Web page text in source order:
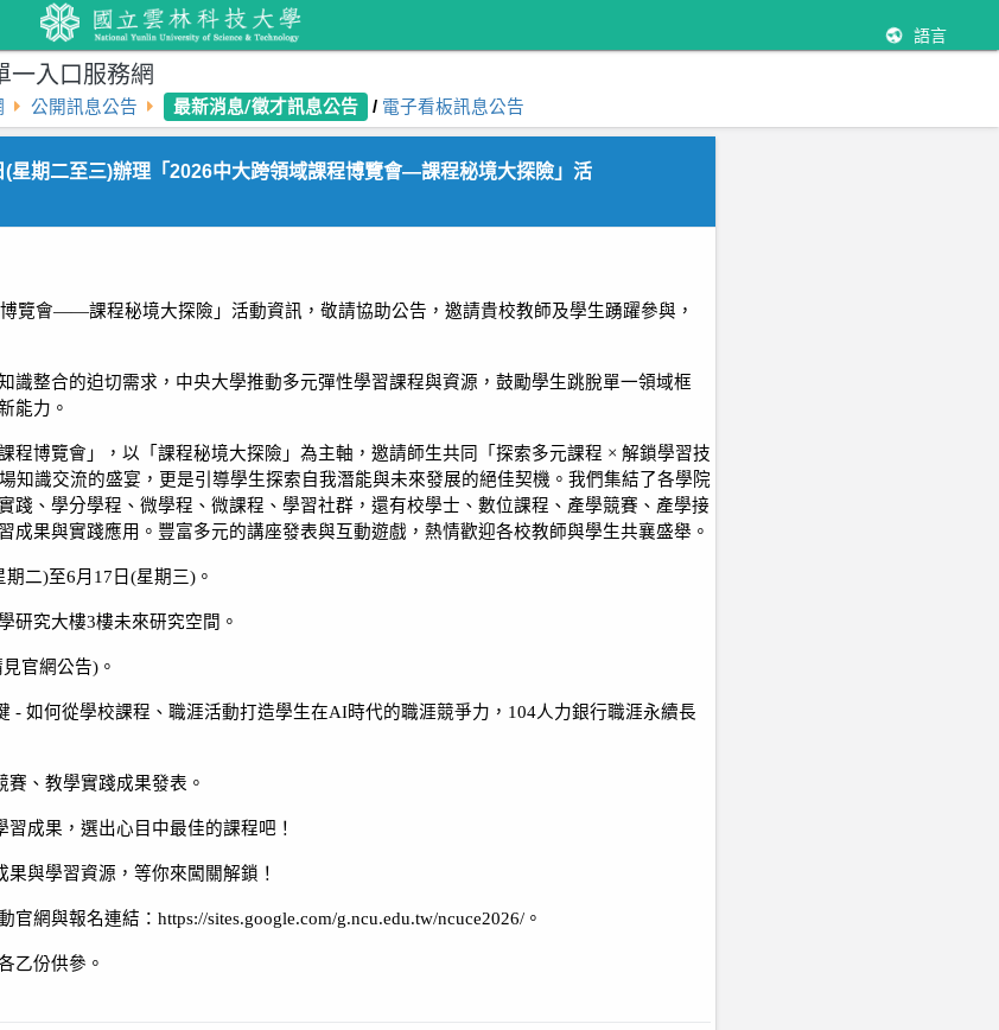
語言
一入口服務網
公開訊息公告 最新消息/徵才訊息公告 / 電子看板訊息公告
(星期二至三)辦理「2026中大跨領域課程博覽會—課程秘境大探險」活
覽會——課程秘境大探險」活動資訊，敬請協助公告，邀請貴校教師及學生踴躍參與，
識整合的迫切需求，中央大學推動多元彈性學習課程與資源，鼓勵學生跳脫單一領域框
能力。
程博覽會」，以「課程秘境大探險」為主軸，邀請師生共同「探索多元課程 × 解鎖學習技
知識交流的盛宴，更是引導學生探索自我潛能與未來發展的絕佳契機。我們集結了各學院
踐、學分學程、微學程、微課程、學習社群，還有校學士、數位課程、產學競賽、產學接
成果與實踐應用。豐富多元的講座發表與互動遊戲，熱情歡迎各校教師與學生共襄盛舉。
期二)至6月 17 日 (星期三) 。
研究大樓3樓未來研究空間。
官網公告) 。
- 如何從學校課程、職涯活動打造學生在AI時代的職涯競爭力， 104人力銀行職涯永續長
、教學實踐成果發表。
成果，選出心目中最佳的課程吧！
與學習資源，等你來闖關解鎖！
官網與報名連結： https://sites.google.com/g.ncu.edu.tw/ncuce2026/ 。
乙份供參。